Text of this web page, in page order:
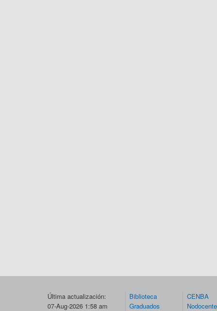
Última actualización:
07-Aug-2026 1:58 am
Biblioteca
Graduados
CENBA